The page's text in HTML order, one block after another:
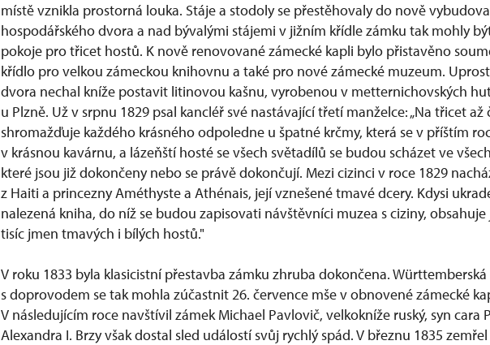
místě vznikla prostorná louka. Stáje a stodoly se přestěhovaly do nově
hospodářského dvora a nad bývalými stájemi v jižním křídle zámku tak mohly
pokoje pro třicet hostů. K nově renovované zámecké kapli bylo přistavěno
křídlo pro velkou zámeckou knihovnu a také pro nové zámecké muzeum.
dvora nechal kníže postavit litinovou kašnu, vyrobenou v metternichovských
u Plzně. Už v srpnu 1829 psal kancléř své nastávající třetí manželce: „Na třicet
shromažďuje každého krásného odpoledne u špatné krčmy, která se v příštím
v krásnou kavárnu, a lázeňští hosté se všech světadílů se budou scházet ve
které jsou již dokončeny nebo se právě dokončují. Mezi cizinci v roce 1829
z Haiti a princezny Améthyste a Athénais, její vznešené tmavé dcery. Kdysi
nalezená kniha, do níž se budou zapisovati návštěvníci muzea s ciziny,
tisíc jmen tmavých i bílých hostů."
V roku 1833 byla klasicistní přestavba zámku zhruba dokončena.
s doprovodem se tak mohla zúčastnit 26. července mše v obnovené zámecké
V následujícím roce navštívil zámek Michael Pavlovič, velkokníže ruský, syn cara
Alexandra I. Brzy však dostal sled událostí svůj rychlý spád. V březnu 1835